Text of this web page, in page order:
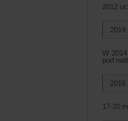
2012
W
pod
2016
17-20